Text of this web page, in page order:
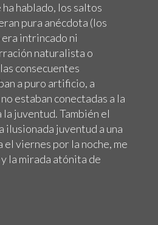
hablado, los saltos
pura anécdota (los
intrincado ni
naturalista o
consecuentes
a puro artificio, a
estaban conectadas a la
juventud. También el
ilusionada juventud a una
viernes por la noche, me
la mirada atónita de